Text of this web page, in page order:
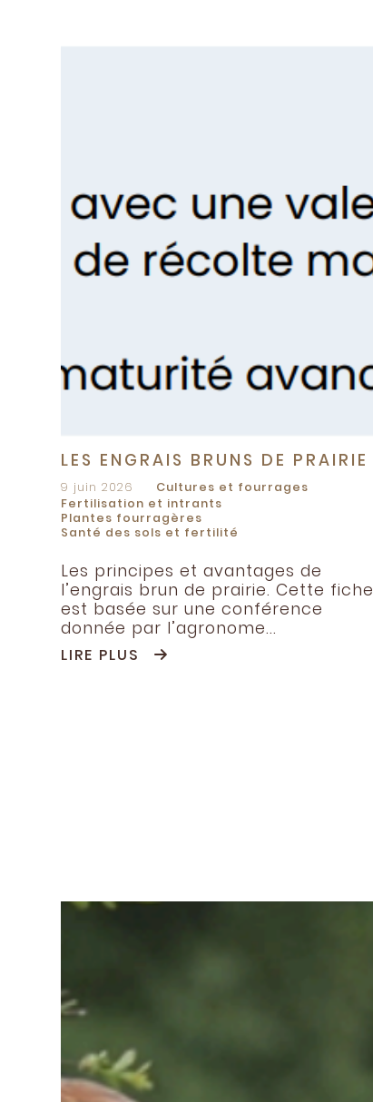
LES ENGRAIS BRUNS DE PRAIRIE
9 juin 2026
Cultures et fourrages
Fertilisation et intrants
Plantes fourragères
Santé des sols et fertilité
Les principes et avantages de
l’engrais brun de prairie. Cette fiche
est basée sur une conférence
donnée par l’agronome...
LIRE PLUS